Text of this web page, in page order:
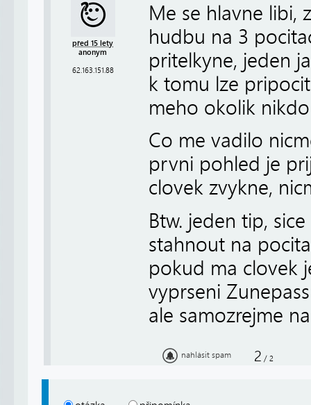
před 15 lety
anonym
62.163.151.88
Me se hlavne libi,
hudbu na 3
pritelkyne, jeden
k tomu lze
meho okolik
Co me vadilo
prvni pohled je
clovek zvykne,
Btw. jeden tip,
stahnout na
pokud ma clovek
vyprseni
ale samozrejme
nahlásit spam 2 / 2